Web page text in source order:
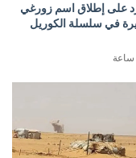
ترد على إطلاق اسم زورغي
في سلسلة الكوريل